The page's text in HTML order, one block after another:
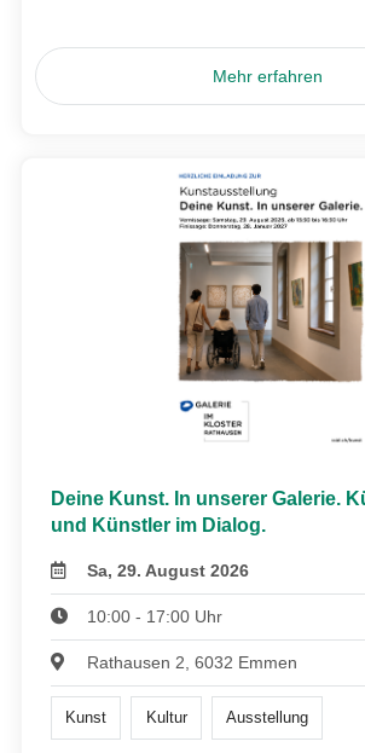
Mehr erfahren
Deine Kunst. In unserer Galerie.
und Künstler im Dialog.
Sa, 29. August 2026
10:00 - 17:00 Uhr
Rathausen 2, 6032 Emmen
Kunst Kultur Ausstellung